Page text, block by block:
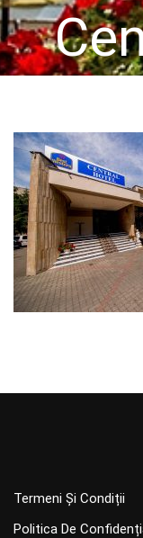
Termeni Și Condiții
Politica De